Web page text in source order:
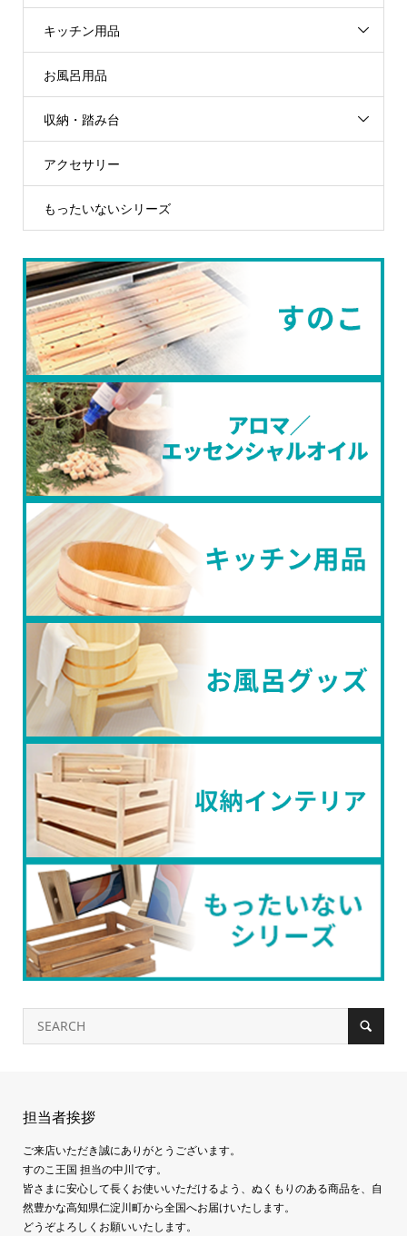
キッチン用品
お風呂用品
収納・踏み台
アクセサリー
もったいないシリーズ
担当者挨拶
ご来店いただき誠にありがとうございます。
すのこ王国 担当の中川です。
皆さまに安心して長くお使いいただけるよう、ぬくもりのある商品を、自
然豊かな高知県仁淀川町から全国へお届けいたします。
どうぞよろしくお願いいたします。